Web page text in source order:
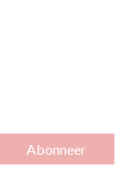
Abonneer